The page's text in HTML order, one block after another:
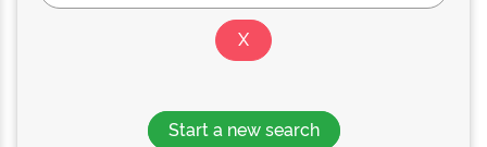
Start a new search